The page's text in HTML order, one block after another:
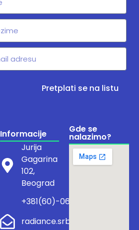
Pretplati se na listu
Informacije
Jurija
Gagarina
102,
Beograd
+381(60)-0600/374
radiance.srb@outlook.com
Gde se
nalazimo?